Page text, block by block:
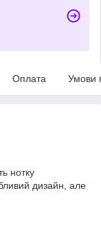
Оплата Умови
нотку
дизайн, але